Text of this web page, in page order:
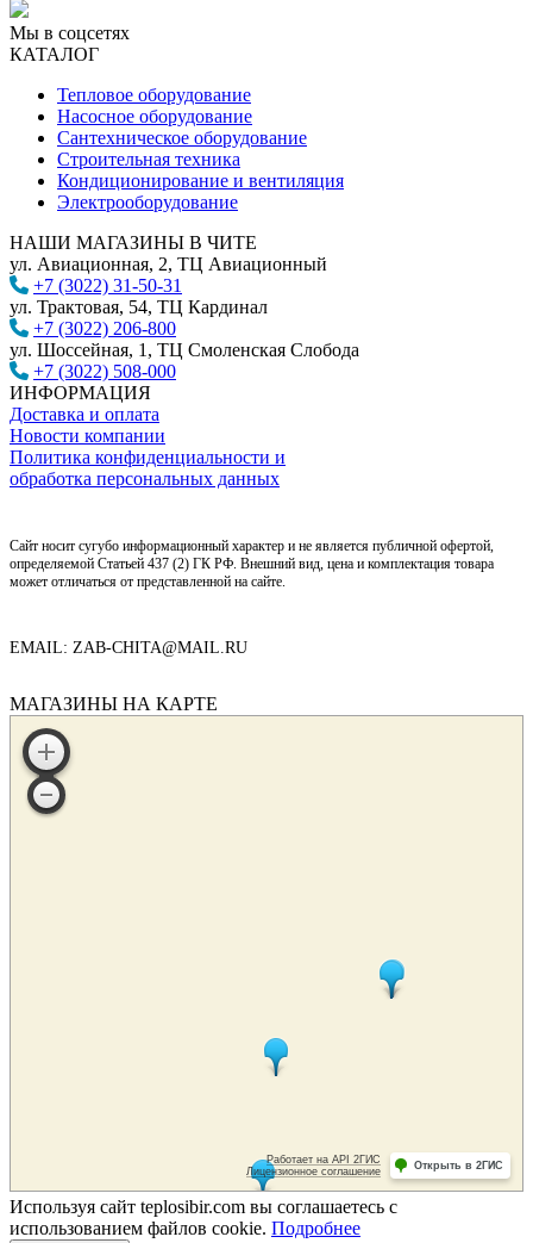
Мы в соцсетях
КАТАЛОГ
Тепловое оборудование
Насосное оборудование
Сантехническое оборудование
Строительная техника
Кондиционирование и вентиляция
Электрооборудование
НАШИ МАГАЗИНЫ В ЧИТЕ
ул. Авиационная, 2, ТЦ Авиационный
+7 (3022) 31-50-31
ул. Трактовая, 54, ТЦ Кардинал
+7 (3022) 206-800
ул. Шоссейная, 1, ТЦ Смоленская Слобода
+7 (3022) 508-000
ИНФОРМАЦИЯ
Доставка и оплата
Новости компании
Политика конфиденциальности и
обработка персональных данных
Сайт носит сугубо информационный характер и не является публичной офертой,
определяемой Статьей 437 (2) ГК РФ. Внешний вид, цена и комплектация товара
может отличаться от представленной на сайте.
EMAIL: ZAB-CHITA@MAIL.RU
МАГАЗИНЫ НА КАРТЕ
Используя сайт teplosibir.com вы соглашаетесь с
использованием файлов cookie. Подробнее